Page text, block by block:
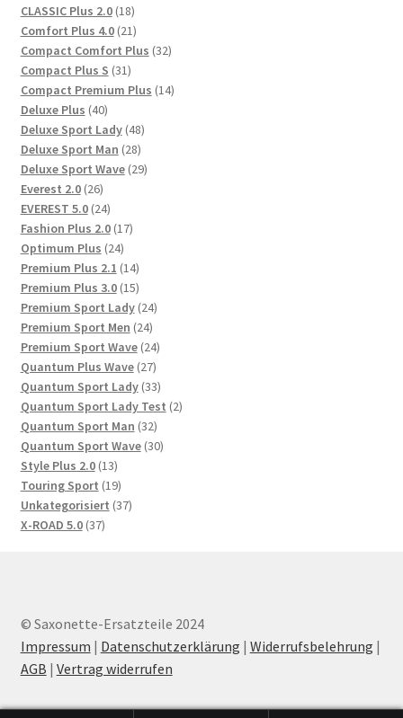
Produkte
CLASSIC Plus 2.0 1818
Produkte
Comfort Plus 4.0 2121
Produkte
Compact Comfort Plus 3232
Compact Plus S 3131
Produkte
Compact Premium Plus 1414
Deluxe Plus 4040
Produkte
Deluxe Sport Lady 4848
Produkte
Deluxe Sport Man 2828
Produkte
Deluxe Sport Wave 2929
Everest 2.0 2626
Produkte
EVEREST 5.0 2424
Produkte
Fashion Plus 2.0 1717
Optimum Plus 2424
Produkte
Premium Plus 2.1 1414
Produkte
Premium Plus 3.0 1515
Produkte
Premium Sport Lady 2424
Premium Sport Men 2424
Produkte
Premium Sport Wave 2424
Produkte
Quantum Plus Wave 2727
Produkte
Quantum Sport Lady 3333
Produkte
Quantum Sport Lady Test 22
Quantum Sport Man 3232
Produkte
Quantum Sport Wave 3030
Style Plus 2.0 1313
Produkte
Touring Sport 1919
Produkte
Unkategorisiert 3737
X-ROAD 5.0 3737
© Saxonette-Ersatzteile 2024
Impressum | Datenschutzerklärung | Widerrufsbelehrung |
AGB | Vertrag widerrufen